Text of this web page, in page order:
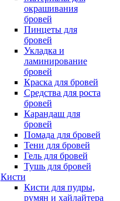
окрашивания
бровей
Пинцеты для
бровей
Укладка и
ламинирование
бровей
Краска для бровей
Средства для роста
бровей
Карандаш для
бровей
Помада для бровей
Тени для бровей
Гель для бровей
Тушь для бровей
Кисти
Кисти для пудры,
румян и хайлайтера